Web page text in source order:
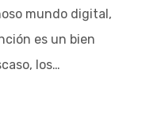
o ESC para cerrar
mundo digital,
es un bien
los…